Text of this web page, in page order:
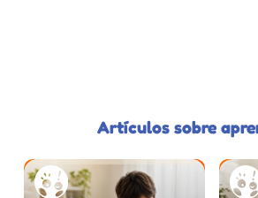
Artículos sobre